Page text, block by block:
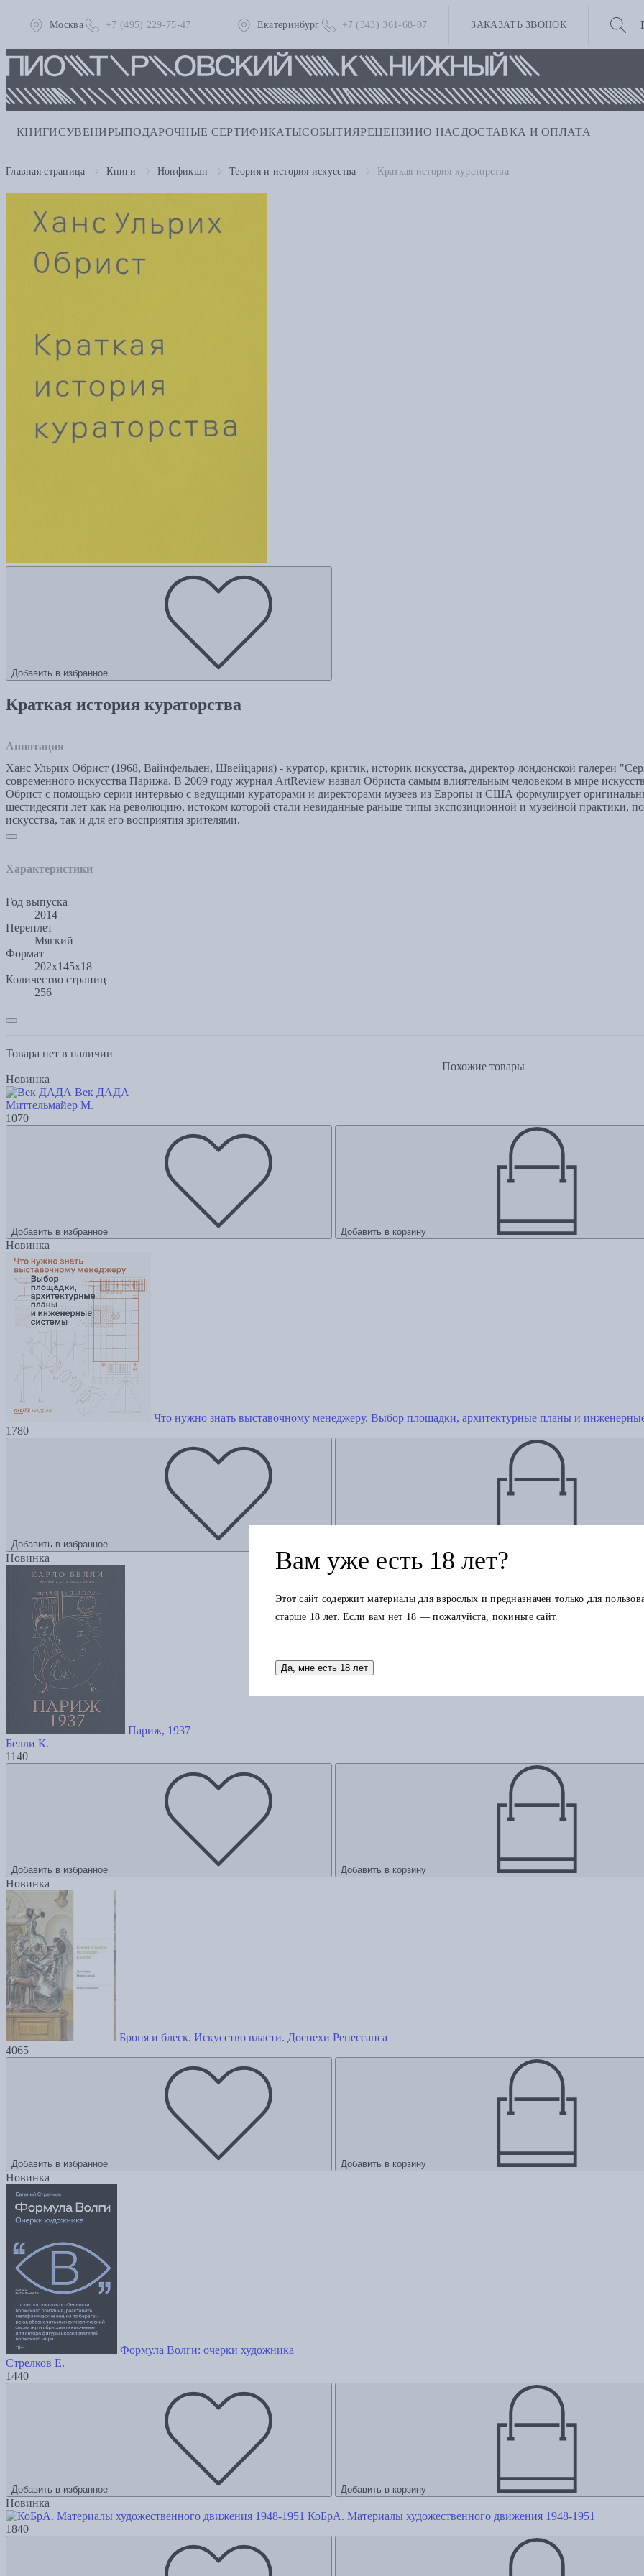
Москва +7 (495) 229-75-47 Екатеринбург +7 (343) 361-68-07 ЗАКАЗАТЬ ЗВОНОК
КНИГИСУВЕНИРЫПОДАРОЧНЫЕ СЕРТИФИКАТЫСОБЫТИЯРЕЦЕНЗИИО НАС ДОСТАВКА И ОПЛАТА
Главная страница Книги Нонфикшн Теория и история искусства Краткая история кураторства
Добавить в избранное
Краткая история кураторства
Аннотация
Ханс Ульрих Обрист (1968, Вайнфельден, Швейцария) - куратор, критик, историк искусства, директор лондонской галереи
современного искусства Парижа. В 2009 году журнал ArtReview назвал Обриста самым влиятельным человеком в мире
Обрист с помощью серии интервью с ведущими кураторами и директорами музеев из Европы и США формулирует
шестидесяти лет как на революцию, истоком которой стали невиданные раньше типы экспозиционной и музейной практики,
искусства, так и для его восприятия зрителями.
Характеристики
Год выпуска
2014
Переплет
Мягкий
Формат
202x145x18
Количество страниц
256
Товара нет в наличии
Похожие товары
Новинка
Век ДАДА
Миттельмайер М.
1070
Добавить в избранное Добавить в корзину
Новинка
Что нужно знать выставочному менеджеру. Выбор площадки, архитектурные планы и
1780
Добавить в избранное
Новинка
Париж, 1937
Белли К.
1140
Добавить в избранное Добавить в корзину
Новинка
Броня и блеск. Искусство власти. Доспехи Ренессанса
4065
Добавить в избранное Добавить в корзину
Новинка
Формула Волги: очерки художника
Стрелков Е.
1440
Добавить в избранное Добавить в корзину
Новинка
КоБрА. Материалы художественного движения 1948-1951
1840
Вам уже есть 18 лет?
Этот сайт содержит материалы для взрослых и предназначен только для
старше 18 лет. Если вам нет 18 — пожалуйста, покиньте сайт.
Да, мне есть 18 лет